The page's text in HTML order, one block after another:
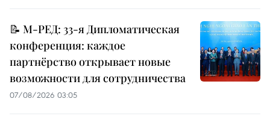
📝 М-РЕД: 33-я Дипломатическая
конференция: каждое
партнёрство открывает новые
возможности для сотрудничества
07/08/2026 03:05